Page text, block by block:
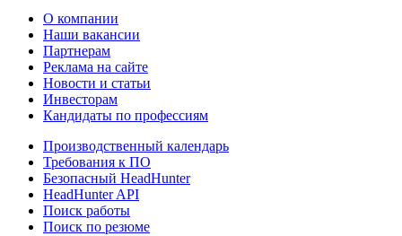
О компании
Наши вакансии
Партнерам
Реклама на сайте
Новости и статьи
Инвесторам
Кандидаты по профессиям
Производственный календарь
Требования к ПО
Безопасный HeadHunter
HeadHunter API
Поиск работы
Поиск по резюме